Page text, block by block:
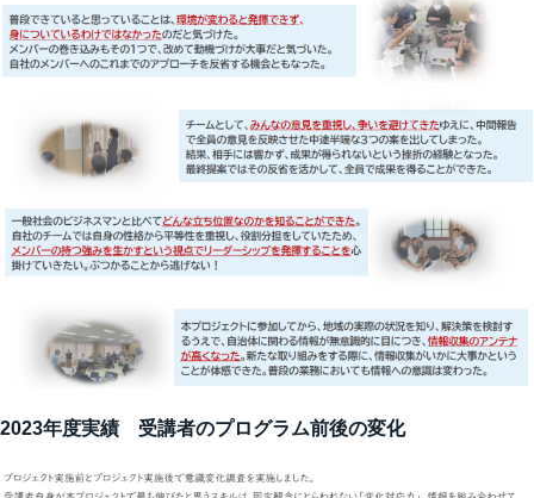
2023年度実績 受講者のプログラム前後の変化